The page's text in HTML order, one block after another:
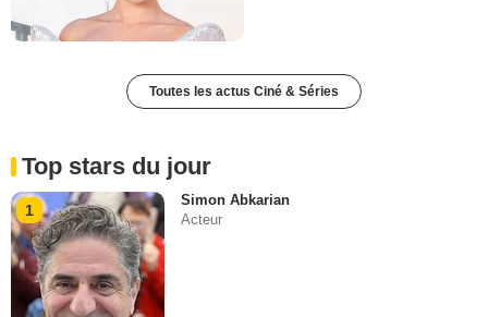
Toutes les actus Ciné & Séries
Top stars du jour
1
Simon Abkarian
Acteur